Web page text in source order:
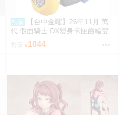
預購
【台中金曜】26年11月 萬
代 假面騎士 DX變身卡匣齒輪雙
重版 0814
售價 1044